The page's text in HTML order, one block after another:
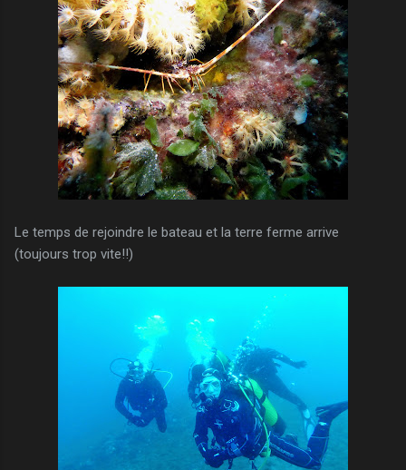
Le temps de rejoindre le bateau et la terre ferme arrive
(toujours trop vite!!)